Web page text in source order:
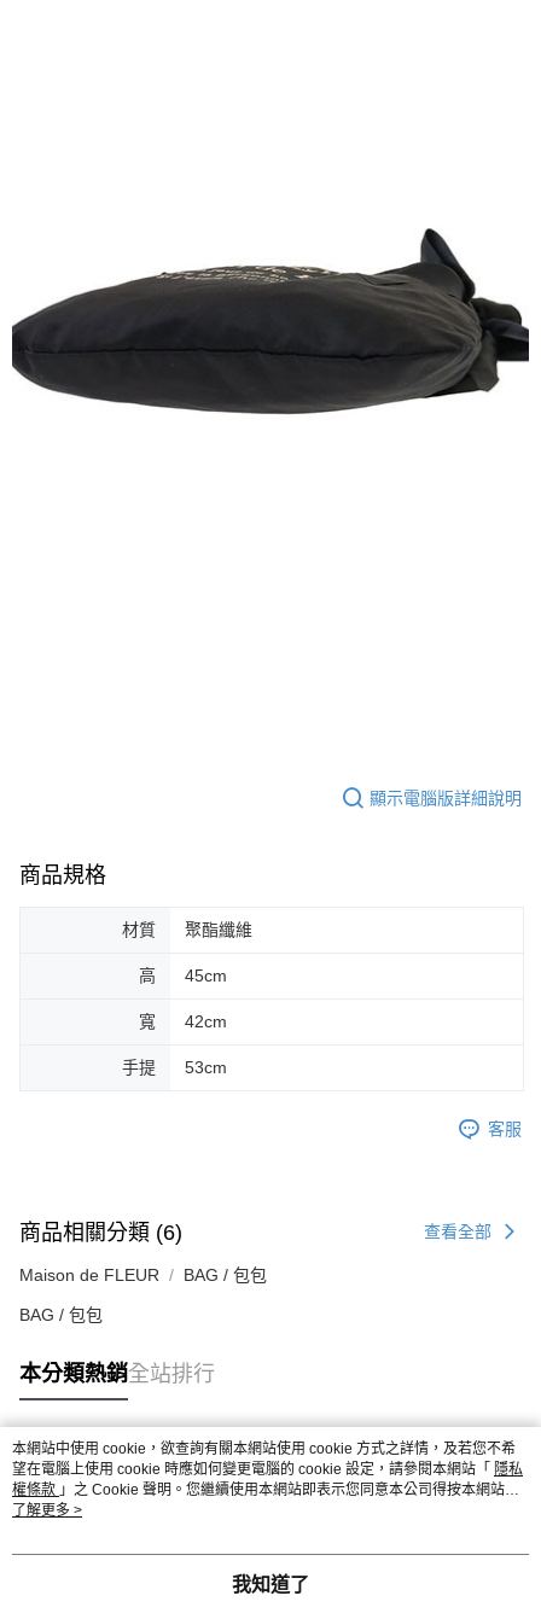
顯示電腦版詳細說明
商品規格
材質 聚酯纖維
高 45cm
寬 42cm
手提 53cm
客服
商品相關分類 (6) 查看全部
Maison de FLEUR BAG / 包包
BAG / 包包
本分類熱銷全站排行
熱門標籤
本網站中使用 cookie，欲查詢有關本網站使用 cookie 方式之詳情，及若您不希
望在電腦上使用 cookie 時應如何變更電腦的 cookie 設定，請參閱本網站「 隱私
權條款 」之 Cookie 聲明。您繼續使用本網站即表示您同意本公司得按本網站使
用條款之 Cookie 聲明使用 cookie。
了解更多 >
我知道了